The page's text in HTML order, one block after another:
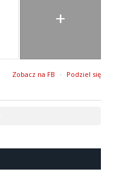
+
Zobacz na FB · Podziel się